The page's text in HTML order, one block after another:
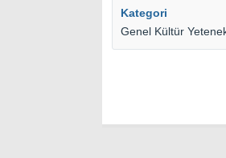
Kategori
Genel Kültür